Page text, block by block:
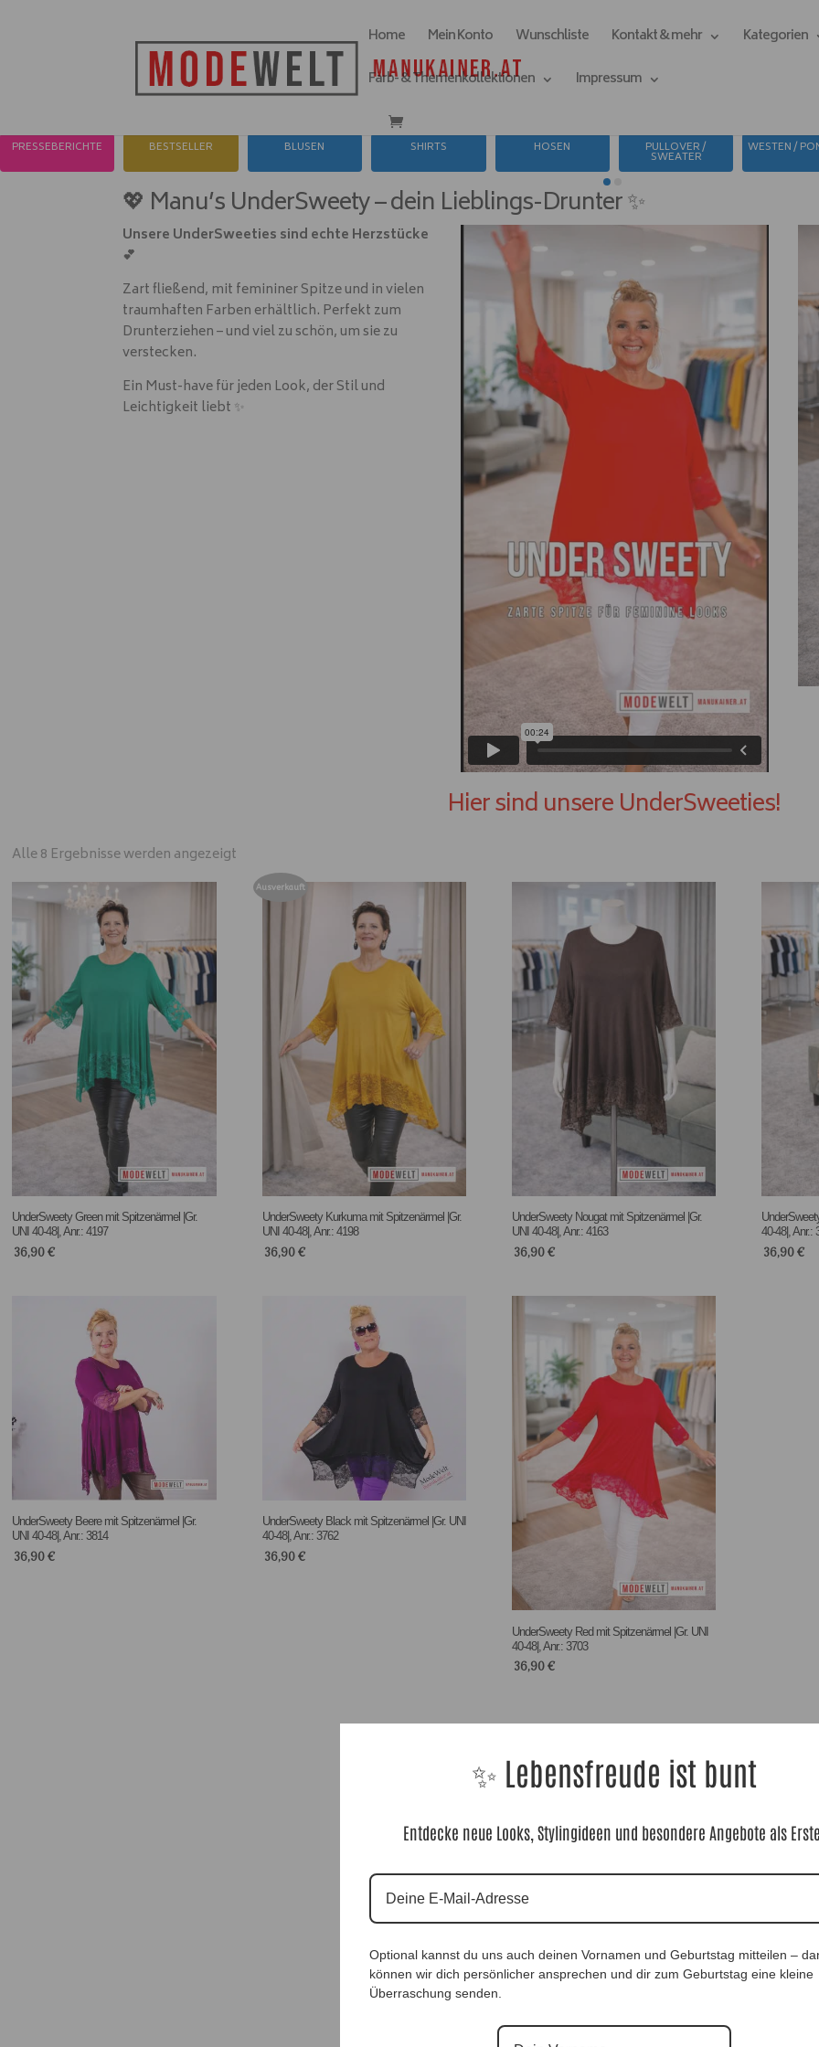
Home Mein Konto Wunschliste Kontakt & mehr
Kategorien
Farb- & Themenkollektionen
Impressum
PRESSEBERICHTE BESTSELLER BLUSEN SHIRTS HOSEN PULLOVER /
SWEATER
WESTEN /
💖 Manu’s UnderSweety – dein Lieblings-Drunter ✨
Unsere UnderSweeties sind echte Herzstücke
💕
Zart fließend, mit femininer Spitze und in vielen
traumhaften Farben erhältlich. Perfekt zum
Drunterziehen – und viel zu schön, um sie zu
verstecken.
Ein Must-have für jeden Look, der Stil und
Leichtigkeit liebt ✨
Hier sind unsere UnderSweeties!
Alle 8 Ergebnisse werden angezeigt
UnderSweety Green mit Spitzenärmel |Gr.
UNI 40-48|, Anr.: 4197
36,90€
Ausverkauft
UnderSweety Kurkuma mit Spitzenärmel |Gr.
UNI 40-48|, Anr.: 4198
36,90€
UnderSweety Nougat mit Spitzenärmel |Gr.
UNI 40-48|, Anr.: 4163
36,90€
40-48|, Anr.:
36,90€
UnderSweety Beere mit Spitzenärmel |Gr.
UNI 40-48|, Anr.: 3814
36,90€
UnderSweety Black mit Spitzenärmel |Gr. UNI
40-48|, Anr.: 3762
36,90€
UnderSweety Red mit Spitzenärmel |Gr. UNI
40-48|, Anr.: 3703
36,90€
✨ Lebensfreude ist bunt
Entdecke neue Looks, Stylingideen und besondere Angebote als
Optional kannst du uns auch deinen Vornamen und Geburtstag mitteilen –
können wir dich persönlicher ansprechen und dir zum Geburtstag eine kleine
Überraschung senden.